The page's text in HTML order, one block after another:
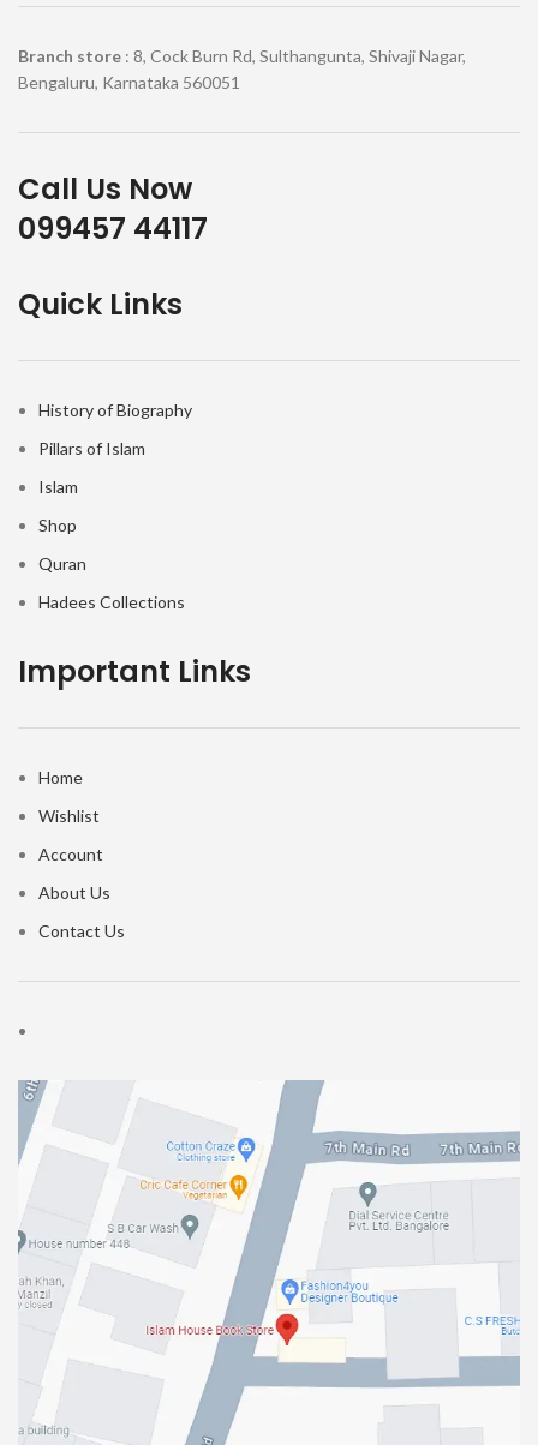
Branch store : 8, Cock Burn Rd, Sulthangunta, Shivaji Nagar,
Bengaluru, Karnataka 560051
Call Us Now
099457 44117
Quick Links
History of Biography
Pillars of Islam
Islam
Shop
Quran
Hadees Collections
Important Links
Home
Wishlist
Account
About Us
Contact Us